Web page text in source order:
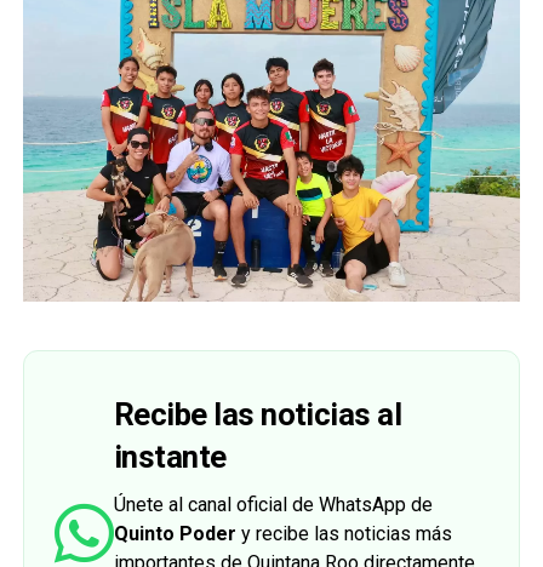
Recibe las noticias al
instante
Únete al canal oficial de WhatsApp de
Quinto Poder y recibe las noticias más